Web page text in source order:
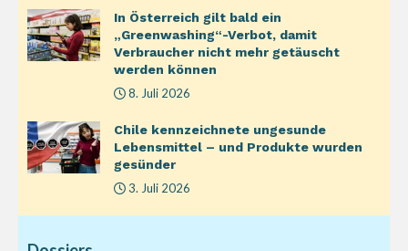
In Österreich gilt bald ein
„Greenwashing“-Verbot, damit
Verbraucher nicht mehr getäuscht
werden können
8. Juli 2026
Chile kennzeichnete ungesunde
Lebensmittel – und Produkte wurden
gesünder
3. Juli 2026